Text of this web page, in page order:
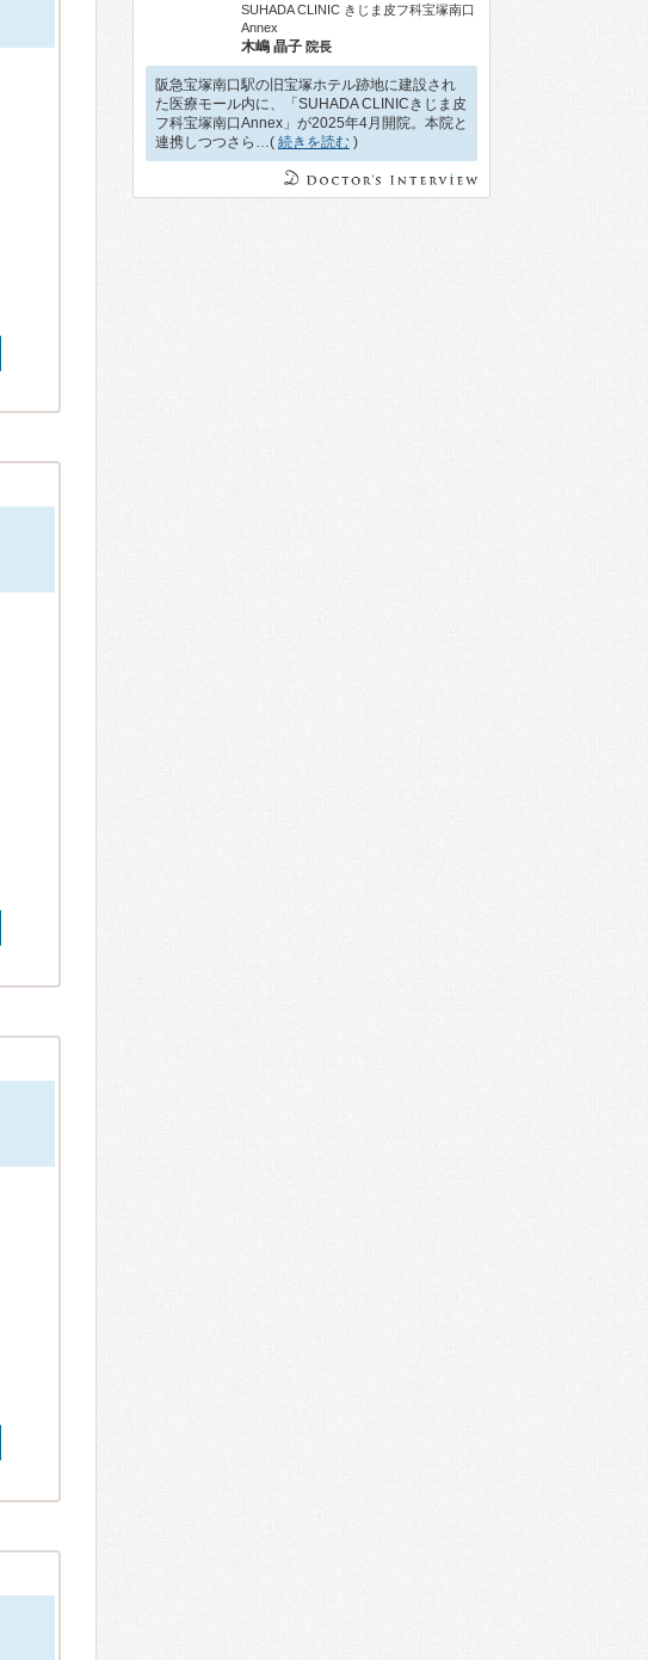
SUHADA CLINIC きじま皮フ科宝塚南口
Annex
木嶋 晶子 院長
阪急宝塚南口駅の旧宝塚ホテル跡地に建設され
た医療モール内に、「SUHADA CLINICきじま皮
フ科宝塚南口Annex」が2025年4月開院。本院と
連携しつつさら…( 続きを読む )